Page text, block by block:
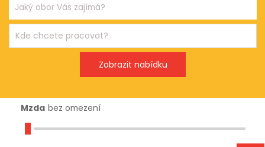
Mzda bez omezení